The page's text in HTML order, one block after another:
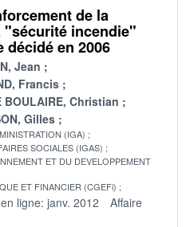
de la
"sécurité incendie"
en 2006
Jean
Francis
BOULAIRE, Christian
Gilles
(IGA)
SOCIALES (IGAS)
ET DU DEVELOPPEMENT
ET FINANCIER (CGEFi)
ligne: janv. 2012
Affaire